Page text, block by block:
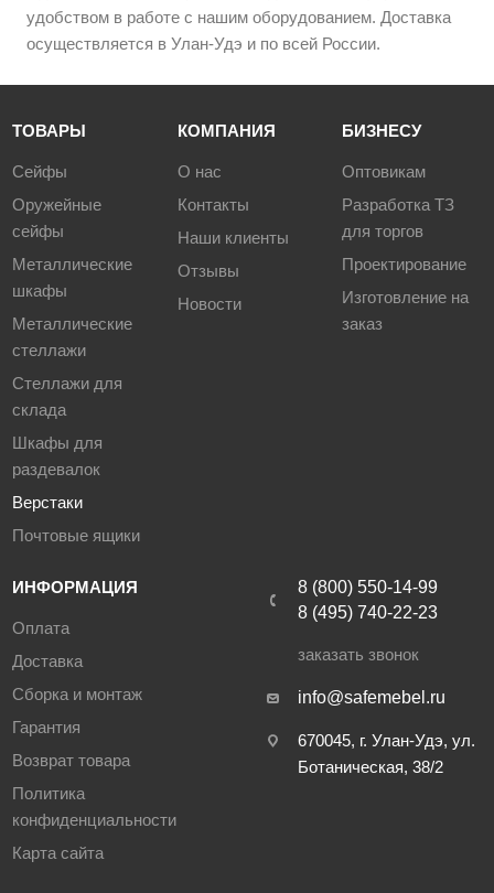
удобством в работе с нашим оборудованием. Доставка
осуществляется в Улан-Удэ и по всей России.
ТОВАРЫ
Сейфы
Оружейные
сейфы
Металлические
шкафы
Металлические
стеллажи
Стеллажи для
склада
Шкафы для
раздевалок
Верстаки
Почтовые ящики
КОМПАНИЯ
О нас
Контакты
Наши клиенты
Отзывы
Новости
БИЗНЕСУ
Оптовикам
Разработка ТЗ
для торгов
Проектирование
Изготовление на
заказ
ИНФОРМАЦИЯ
Оплата
Доставка
Сборка и монтаж
Гарантия
Возврат товара
Политика
конфиденциальности
Карта сайта
8 (800) 550-14-99
8 (495) 740-22-23
заказать звонок
info@safemebel.ru
670045, г. Улан-Удэ, ул.
Ботаническая, 38/2